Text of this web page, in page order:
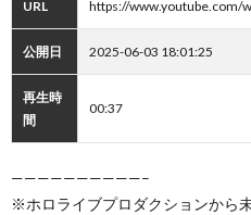
URL https://www.youtube.com/
公開日 2025-06-03 18:01:25
再生時
間
00:37
——————————–
※ホロライブプロダクションから